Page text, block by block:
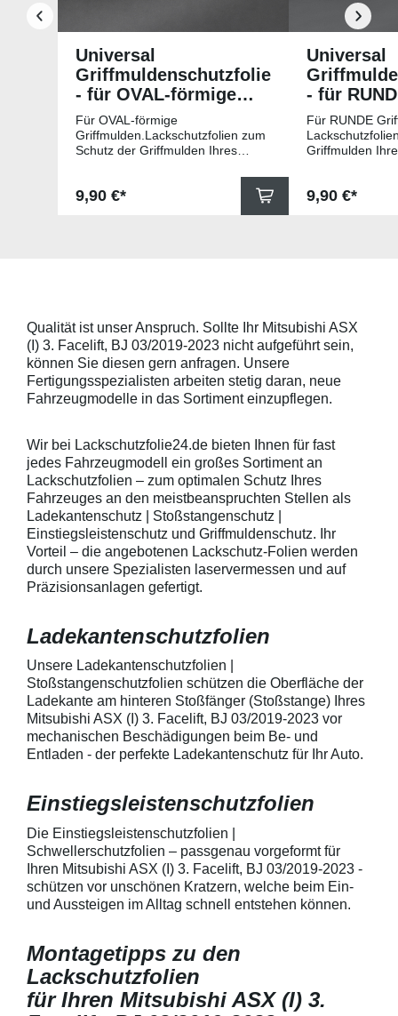
Universal
Griffmuldenschutzfolie
- für OVAL-förmige
Griffmulden
Für OVAL-förmige
Griffmulden.Lackschutzfolien zum
Schutz der Griffmulden Ihres
Schutzfolie gegen Kratzer in den
Griffmulden. Die Pads sind 78mm
beigelegter Anleitung) benetzen,
diese danach auflegen und mittig
anstreichen - anschließend die
Lackschutzfolie mittels Fön
erwärmen und von der Mitte
heraus in alle Richtungen
kontaktieren Sie uns bitte
telefonisch. Lieferumfang
transparente Lackschutzfolie 5
Stück Lackschutzpads für 5
Griffmulden / Griffschalen
Merkmale Spezielle Vinylfolie mit
bestmöglichem Schutz gegen
Kratzer und Abrieb Bestens
geeignet zum Schutz von
Fahrzeugkarosserien gegen
mechanische Einwirkung am
Fahrzeugkarosserien und
mechanische Einwirkung
entwickeltStärke der Folie beträgt
150 µmSchützt den wertvollen
Lack in der GriffmuldenKeine
unschönen Kratzer durch
Fingenägel oder Ringe in den
GriffmuldenSpezielle Vinylfolie mit
bestmöglichem Schutz gegen
Regulärer Preis:
9,90 €*
Universal
- für
Für RUNDE
Griffmulden
Die Pads sind
Schutzpads
sollten die
Folie mit
beigelegter
diese danach
anstreichen -
Lackschutzfolie
heraus in alle
ausstreichen.
kontaktieren
telefonisch.
geeignet zum
mechanische
zum Schutz von
150 µmSchützt
Lack in der
Fingenägel
bestmöglichem
Kratzer und
Fahrzeuglack
Regulärer
9,90 €*
Qualität ist unser Anspruch. Sollte Ihr Mitsubishi ASX
(I) 3. Facelift, BJ 03/2019-2023 nicht aufgeführt sein,
können Sie diesen gern anfragen. Unsere
Fertigungsspezialisten arbeiten stetig daran, neue
Fahrzeugmodelle in das Sortiment einzupflegen.
Wir bei Lackschutzfolie24.de bieten Ihnen für fast
jedes Fahrzeugmodell ein großes Sortiment an
Lackschutzfolien – zum optimalen Schutz Ihres
Fahrzeuges an den meistbeanspruchten Stellen als
Ladekantenschutz | Stoßstangenschutz |
Einstiegsleistenschutz und Griffmuldenschutz. Ihr
Vorteil – die angebotenen Lackschutz-Folien werden
durch unsere Spezialisten laservermessen und auf
Präzisionsanlagen gefertigt.
Ladekantenschutzfolien
Unsere Ladekantenschutzfolien |
Stoßstangenschutzfolien schützen die Oberfläche der
Ladekante am hinteren Stoßfänger (Stoßstange) Ihres
Mitsubishi ASX (I) 3. Facelift, BJ 03/2019-2023 vor
mechanischen Beschädigungen beim Be- und
Entladen - der perfekte Ladekantenschutz für Ihr Auto.
Einstiegsleistenschutzfolien
Die Einstiegsleistenschutzfolien |
Schwellerschutzfolien – passgenau vorgeformt für
Ihren Mitsubishi ASX (I) 3. Facelift, BJ 03/2019-2023 -
schützen vor unschönen Kratzern, welche beim Ein-
und Aussteigen im Alltag schnell entstehen können.
Montagetipps zu den
Lackschutzfolien
für Ihren Mitsubishi ASX (I) 3.